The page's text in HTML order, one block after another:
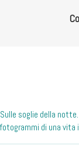
Sulle soglie della
fotogrammi di una vita